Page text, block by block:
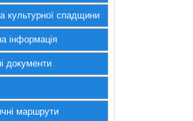
культурної спадщини
інформація
документи
маршрути